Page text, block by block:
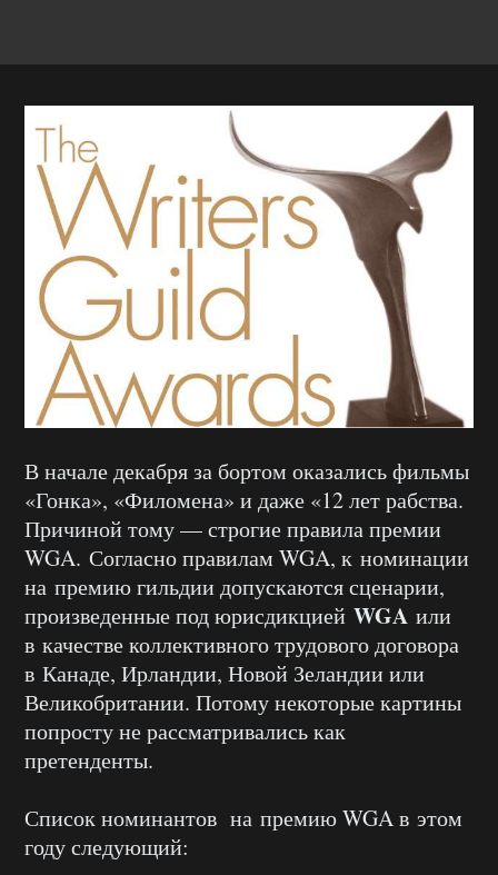
В начале декабря за бортом оказались фильмы
«Гонка», «Филомена» и даже «12 лет рабства.
Причиной тому — строгие правила премии
WGA. Согласно правилам WGA, к номинации
на премию гильдии допускаются сценарии,
произведенные под юрисдикцией WGA или
в качестве коллективного трудового договора
в Канаде, Ирландии, Новой Зеландии или
Великобритании. Потому некоторые картины
попросту не рассматривались как
претенденты.
Список номинантов на премию WGA в этом
году следующий: